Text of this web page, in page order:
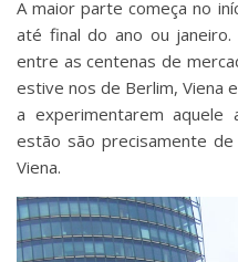
A maior parte começa no
até final do ano ou janeiro.
entre as centenas de
estive nos de Berlim, Viena
a experimentarem
estão são precisamente
Viena.